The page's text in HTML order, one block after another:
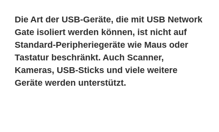
Die Art der USB-Geräte, die mit USB Network
Gate isoliert werden können, ist nicht auf
Standard-Peripheriegeräte wie Maus oder
Tastatur beschränkt. Auch Scanner,
Kameras, USB-Sticks und viele weitere
Geräte werden unterstützt.